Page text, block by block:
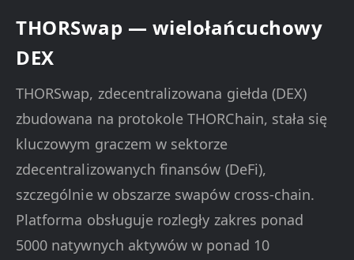
THORSwap — wielołańcuchowy
DEX
THORSwap, zdecentralizowana giełda (DEX)
zbudowana na protokole THORChain, stała się
kluczowym graczem w sektorze
zdecentralizowanych finansów (DeFi),
szczególnie w obszarze swapów cross-chain.
Platforma obsługuje rozległy zakres ponad
5000 natywnych aktywów w ponad 10